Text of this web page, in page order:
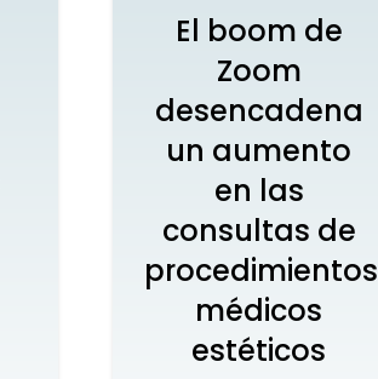
El boom de
Zoom
desencadena
un aumento
en las
consultas de
procedimientos
médicos
estéticos